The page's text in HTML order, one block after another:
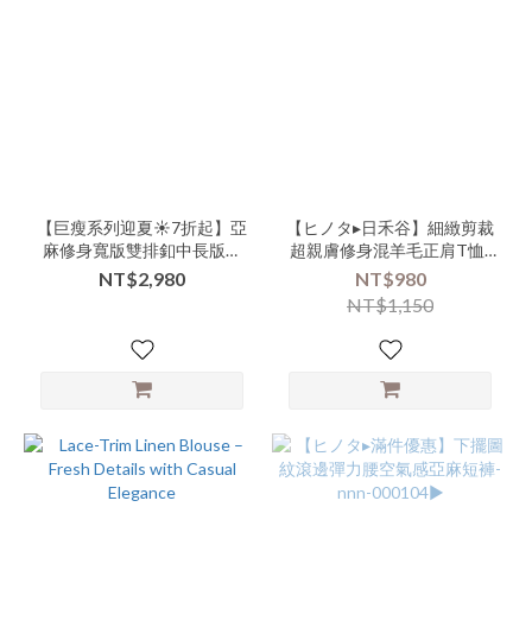
【巨瘦系列迎夏☀️7折起】亞
麻修身寬版雙排釦中長版西
裝背心-xxx-000114▶
NT$2,980
【ヒノタ▸日禾谷】細緻剪裁
超親膚修身混羊毛正肩T恤-
nnn-000106▶【白色款式易
沾染恕無七日鑑賞服務】
NT$980
NT$1,150